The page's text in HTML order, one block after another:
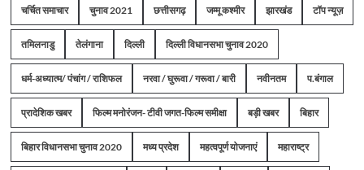
चर्चित समाचार चुनाव 2021 छत्तीसगढ़ जम्मू कश्मीर झारखंड टॉप न्यूज़
तमिलनाडु तेलंगाना दिल्ली दिल्ली विधानसभा चुनाव 2020
धर्म-अध्यात्म/ पंचांग / राशिफल नरवा / घुरूवा / गरूवा / बारी नवीनतम प.बंगाल
प्रादेशिक खबर फिल्म मनोरंजन- टीवी जगत-फिल्म समीक्षा बड़ी खबर बिहार
बिहार विधानसभा चुनाव 2020 मध्य प्रदेश महत्वपूर्ण योजनाएं महाराष्ट्र